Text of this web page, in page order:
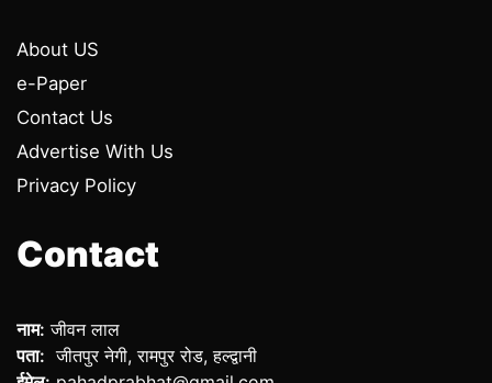
About US
e-Paper
Contact Us
Advertise With Us
Privacy Policy
Contact
नाम: जीवन लाल
पता: जीतपुर नेगी, रामपुर रोड, हल्द्वानी